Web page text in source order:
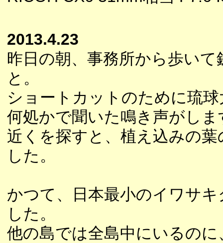
2013.4.23
昨日の朝、事務所から歩い
と。
ショートカットのために琉
何処かで聞いた鳴き声がしま
近くを探すと、植え込みの
した。
かつて、日本最小のイワサ
した。
他の島では全島中にいるの